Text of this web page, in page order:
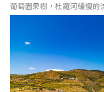
葡萄園果樹，杜羅河緩慢的